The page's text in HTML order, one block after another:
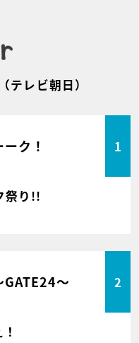
（テレビ朝日）
ク！ 1
祭り!!
GATE24～ 2